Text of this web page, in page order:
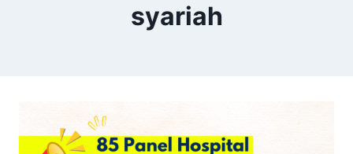
syariah